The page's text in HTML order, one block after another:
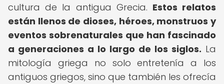
cultura de la antigua Grecia. Estos relatos
están llenos de dioses, héroes, monstruos y
eventos sobrenaturales que han fascinado
a generaciones a lo largo de los siglos. La
mitología griega no solo entretenía a los
antiguos griegos, sino que también les ofrecía